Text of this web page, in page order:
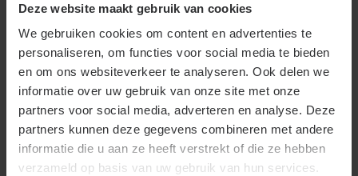
Deze website maakt gebruik van cookies
We gebruiken cookies om content en advertenties te
personaliseren, om functies voor social media te bieden
en om ons websiteverkeer te analyseren. Ook delen we
informatie over uw gebruik van onze site met onze
partners voor social media, adverteren en analyse. Deze
partners kunnen deze gegevens combineren met andere
informatie die u aan ze heeft verstrekt of die ze hebben
verzameld op basis van uw gebruik van hun services.
Astrantia major snoeien en
onderhouden
Geef Astrantia major bij langdurige droogte wat
extra water. Knip uitgebloeide bloemen met stengel
meteen weg, zodat er kans is op een tweede bloei in
het najaar. Haal in het vroege voorjaar alle
afgestorven delen van het Zeeuwse knoopje weg,
Lees meer